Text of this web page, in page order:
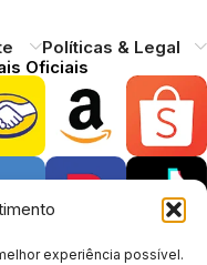
experiência possível.
Políticas & Legal
Oficiais
com Segurança